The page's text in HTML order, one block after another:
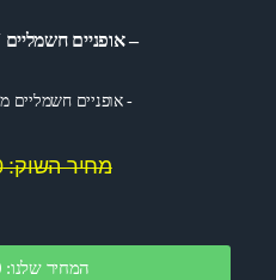
– אופניים חשמליים 48V מתקפלים…
- אופניים חשמליים
מחיר השוק: ₪3,600.00
המחיר שלנו: